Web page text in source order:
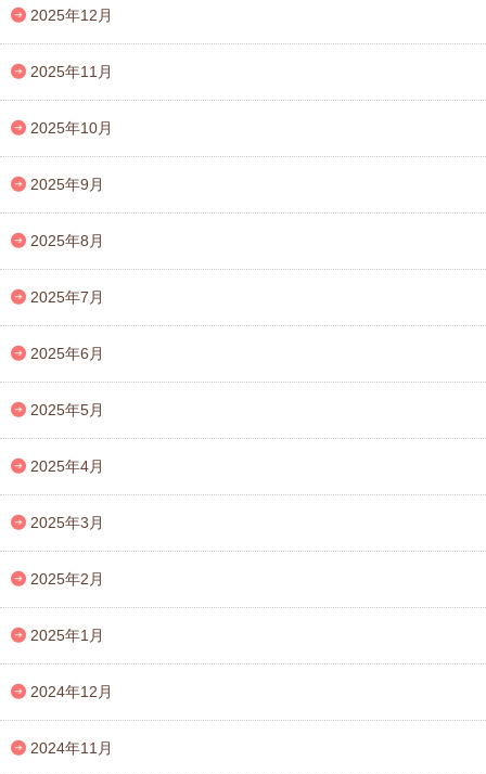
2025年12月
2025年11月
2025年10月
2025年9月
2025年8月
2025年7月
2025年6月
2025年5月
2025年4月
2025年3月
2025年2月
2025年1月
2024年12月
2024年11月